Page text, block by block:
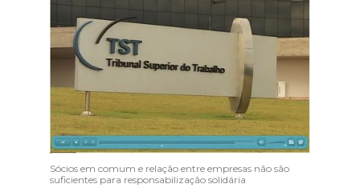
Sócios em comum e relação entre empresas não são
suficientes para responsabilização solidária